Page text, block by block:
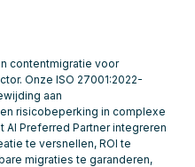
contentmigratie voor
Onze ISO 27001:2022-
aan
risicobeperking in complexe
Preferred Partner integreren
te versnellen, ROI te
migraties te garanderen,